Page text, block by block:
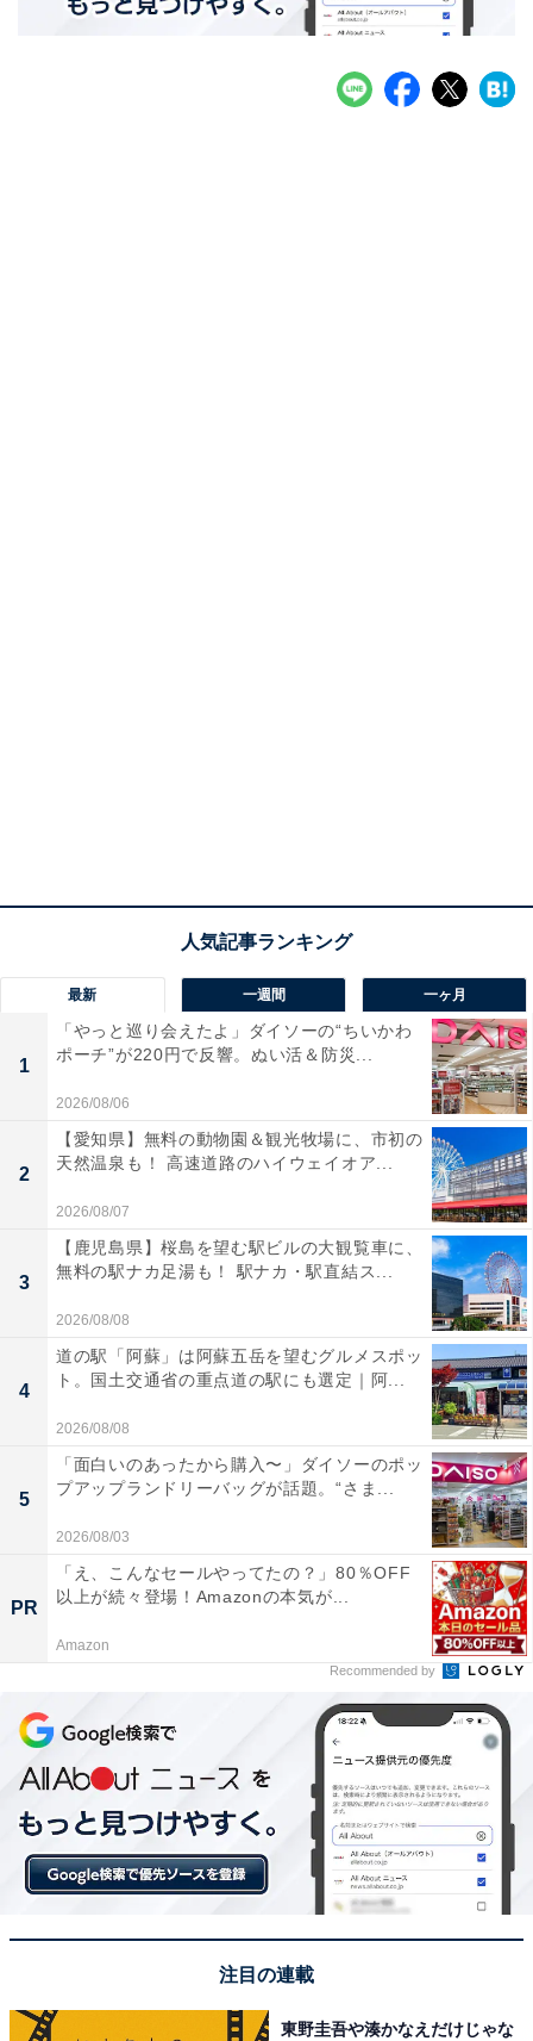
最新 一週間 一ヶ月
1
「やっと巡り会えたよ」ダイソーの“ちいかわ
ポーチ”が220円で反響。ぬい活＆防災...
2026/08/06
2
【愛知県】無料の動物園＆観光牧場に、市初の
天然温泉も！ 高速道路のハイウェイオア...
2026/08/07
3
【鹿児島県】桜島を望む駅ビルの大観覧車に、
無料の駅ナカ足湯も！ 駅ナカ・駅直結ス...
2026/08/08
4
道の駅「阿蘇」は阿蘇五岳を望むグルメスポッ
ト。国土交通省の重点道の駅にも選定｜阿...
2026/08/08
5
「面白いのあったから購入〜」ダイソーのポッ
プアップランドリーバッグが話題。“さま...
2026/08/03
PR
「え、こんなセールやってたの？」80％OFF
以上が続々登場！Amazonの本気が...
Amazon
Recommended by
注目の連載
東野圭吾や湊かなえだけじゃな